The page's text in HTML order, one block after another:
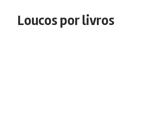
Loucos por livros